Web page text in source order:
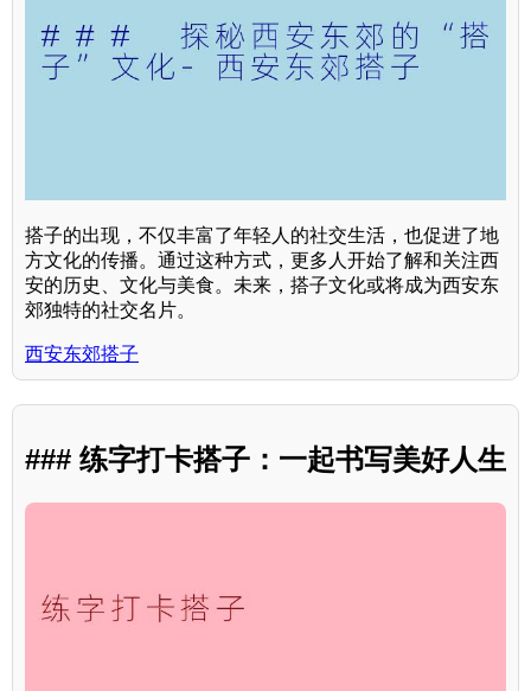
搭子的出现，不仅丰富了年轻人的社交生活，也促进了地
方文化的传播。通过这种方式，更多人开始了解和关注西
安的历史、文化与美食。未来，搭子文化或将成为西安东
郊独特的社交名片。
西安东郊搭子
### 练字打卡搭子：一起书写美好人生